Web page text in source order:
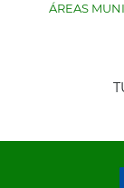
ÁREAS